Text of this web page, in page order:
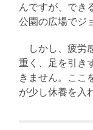
んですが、でき
公園の広場でジ
しかし、疲労
重く、足を引き
きません。ここ
が少し休養を入